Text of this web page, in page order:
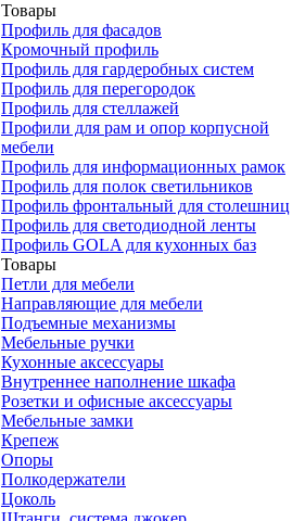
Товары
Профиль для фасадов
Кромочный профиль
Профиль для гардеробных систем
Профиль для перегородок
Профиль для стеллажей
Профили для рам и опор корпусной
мебели
Профиль для информационных рамок
Профиль для полок светильников
Профиль фронтальный для столешниц
Профиль для светодиодной ленты
Профиль GOLA для кухонных баз
Товары
Петли для мебели
Направляющие для мебели
Подъемные механизмы
Мебельные ручки
Кухонные аксессуары
Внутреннее наполнение шкафа
Розетки и офисные аксессуары
Мебельные замки
Крепеж
Опоры
Полкодержатели
Цоколь